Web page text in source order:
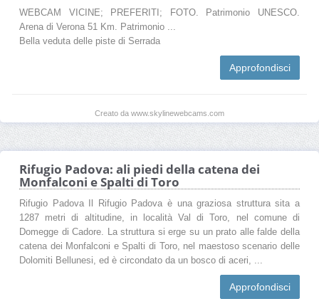
WEBCAM VICINE; PREFERITI; FOTO. Patrimonio UNESCO.
Arena di Verona 51 Km. Patrimonio ...
Bella veduta delle piste di Serrada
Approfondisci
Creato da www.skylinewebcams.com
Rifugio Padova: ali piedi della catena dei
Monfalconi e Spalti di Toro
Rifugio Padova Il Rifugio Padova è una graziosa struttura sita a
1287 metri di altitudine, in località Val di Toro, nel comune di
Domegge di Cadore. La struttura si erge su un prato alle falde della
catena dei Monfalconi e Spalti di Toro, nel maestoso scenario delle
Dolomiti Bellunesi, ed è circondato da un bosco di aceri, ...
Approfondisci